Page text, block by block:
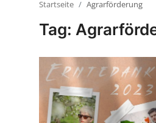
Beiträge
Vorproduktion
Startseite Agrarförderung
Tag: